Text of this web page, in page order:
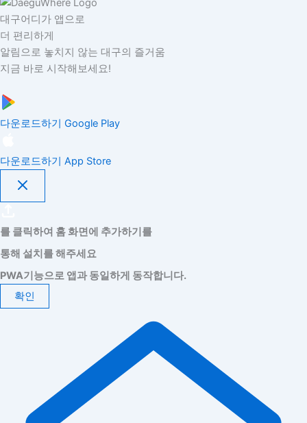
대구어디가 앱으로
더 편리하게
알림으로 놓치지 않는 대구의 즐거움
지금 바로 시작해보세요!
다운로드하기 Google Play
다운로드하기 App Store
를 클릭하여 홈 화면에 추가하기를
통해 설치를 해주세요
PWA기능으로 앱과 동일하게 동작합니다.
확인